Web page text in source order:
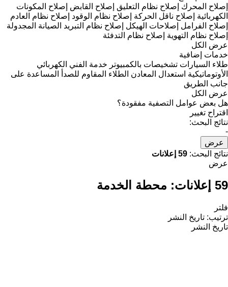
إصلاح المحرك إصلاح نظام التعليق إصلاح القابض إصلاح المكونات
الكهربائية إصلاح ناقل الحركة إصلاح نظام الوقود إصلاح نظام العادم
إصلاح الفرامل إصلاحات الهيكل إصلاح نظام التبريد الصيانة المجدولة
إصلاح نظام التهوية إصلاح نظام التدفئة
عرض الكل
خدمات إضافية
طلاء السيارات تشخيصات بالكمبيوتر خدمة الفني الكهربائي
الأوتوماتيكية استعدال المعادن الطلاء المقاوم للصدأ
المساعدة على
جانب الطريق
عرض الكل
هل بعض عوامل التصفية مفقودة؟
اقتراح تغيير
نتائج البحث:
-
عرض
نتائج البحث: 59 إعلانات
عرض
59 إعلانات: محطة الخدمة
فلتر
ترتيب: تاريخ النشر
تاريخ النشر